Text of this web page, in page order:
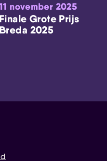
november 2025
Finale Grote Prijs
Breda 2025